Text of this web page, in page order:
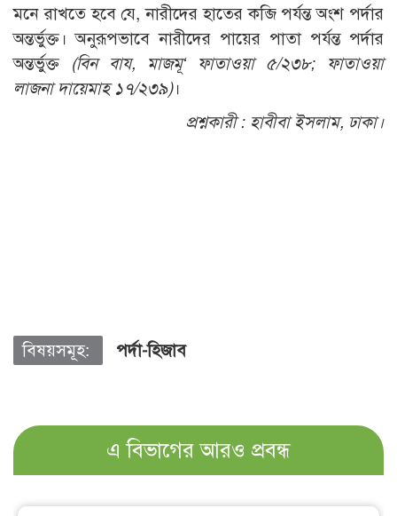
মনে রাখতে হবে যে, নারীদের হাতের কব্জি পর্যন্ত অংশ পর্দার
অন্তর্ভুক্ত। অনুরূপভাবে নারীদের পায়ের পাতা পর্যন্ত পর্দার
অন্তর্ভুক্ত (বিন বায, মাজমূ‘ ফাতাওয়া ৫/২৩৮; ফাতাওয়া
লাজনা দায়েমাহ ১৭/২৩৯)।
প্রশ্নকারী : হাবীবা ইসলাম, ঢাকা।
বিষয়সমূহ: পর্দা-হিজাব
এ বিভাগের আরও প্রবন্ধ